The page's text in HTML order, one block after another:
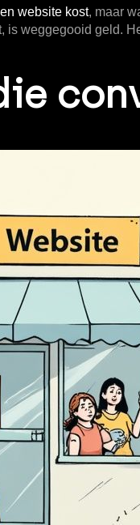
website kost, maar
is weggegooid geld.